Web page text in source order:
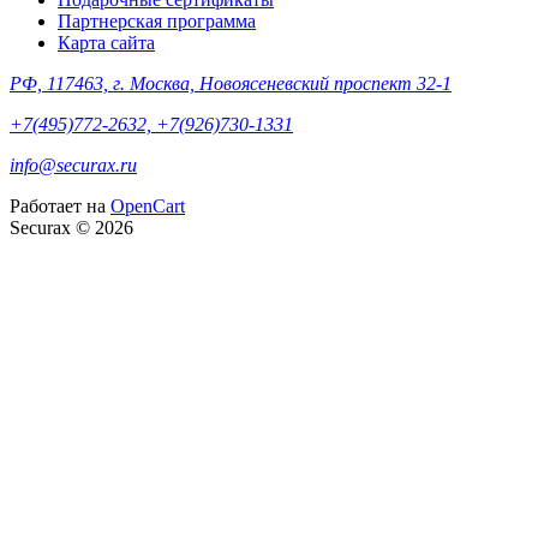
Партнерская программа
Карта сайта
РФ, 117463, г. Москва, Новоясеневский проспект 32-1
+7(495)772-2632, +7(926)730-1331
info@securax.ru
Работает на OpenCart
Securax © 2026